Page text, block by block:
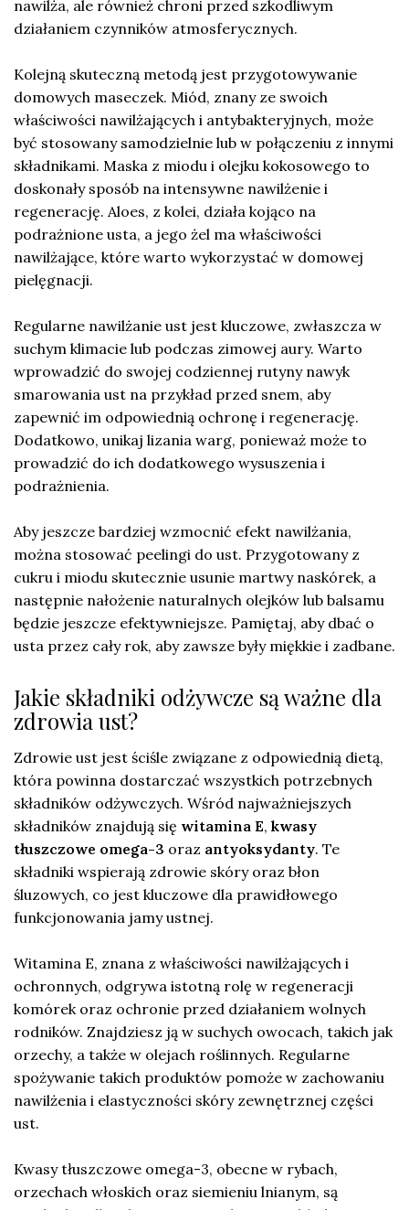
nawilża, ale również chroni przed szkodliwym
działaniem czynników atmosferycznych.
Kolejną skuteczną metodą jest przygotowywanie
domowych maseczek. Miód, znany ze swoich
właściwości nawilżających i antybakteryjnych, może
być stosowany samodzielnie lub w połączeniu z innymi
składnikami. Maska z miodu i olejku kokosowego to
doskonały sposób na intensywne nawilżenie i
regenerację. Aloes, z kolei, działa kojąco na
podrażnione usta, a jego żel ma właściwości
nawilżające, które warto wykorzystać w domowej
pielęgnacji.
Regularne nawilżanie ust jest kluczowe, zwłaszcza w
suchym klimacie lub podczas zimowej aury. Warto
wprowadzić do swojej codziennej rutyny nawyk
smarowania ust na przykład przed snem, aby
zapewnić im odpowiednią ochronę i regenerację.
Dodatkowo, unikaj lizania warg, ponieważ może to
prowadzić do ich dodatkowego wysuszenia i
podrażnienia.
Aby jeszcze bardziej wzmocnić efekt nawilżania,
można stosować peelingi do ust. Przygotowany z
cukru i miodu skutecznie usunie martwy naskórek, a
następnie nałożenie naturalnych olejków lub balsamu
będzie jeszcze efektywniejsze. Pamiętaj, aby dbać o
usta przez cały rok, aby zawsze były miękkie i zadbane.
Jakie składniki odżywcze są ważne dla
zdrowia ust?
Zdrowie ust jest ściśle związane z odpowiednią dietą,
która powinna dostarczać wszystkich potrzebnych
składników odżywczych. Wśród najważniejszych
składników znajdują się witamina E, kwasy
tłuszczowe omega-3 oraz antyoksydanty. Te
składniki wspierają zdrowie skóry oraz błon
śluzowych, co jest kluczowe dla prawidłowego
funkcjonowania jamy ustnej.
Witamina E, znana z właściwości nawilżających i
ochronnych, odgrywa istotną rolę w regeneracji
komórek oraz ochronie przed działaniem wolnych
rodników. Znajdziesz ją w suchych owocach, takich jak
orzechy, a także w olejach roślinnych. Regularne
spożywanie takich produktów pomoże w zachowaniu
nawilżenia i elastyczności skóry zewnętrznej części
ust.
Kwasy tłuszczowe omega-3, obecne w rybach,
orzechach włoskich oraz siemieniu lnianym, są